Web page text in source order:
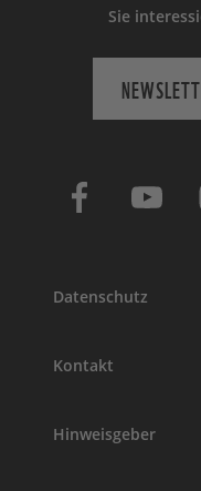
Sie
Datenschutz
Kontakt
Hinweisgeber